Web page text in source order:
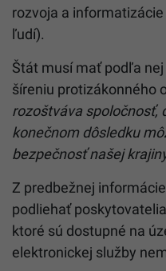
rozvoja a
ľudí).
Štát musí mať podľa
šíreniu protizákonného
rozoštváva spoločnosť,
konečnom dôsledku
bezpečnosť našej
Z predbežnej
podliehať
ktoré sú dostupné na
elektronickej služby